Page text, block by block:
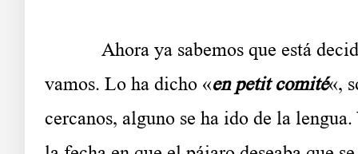
Ahora ya sabemos que está
vamos. Lo ha dicho «en petit comité«,
cercanos, alguno se ha ido de la